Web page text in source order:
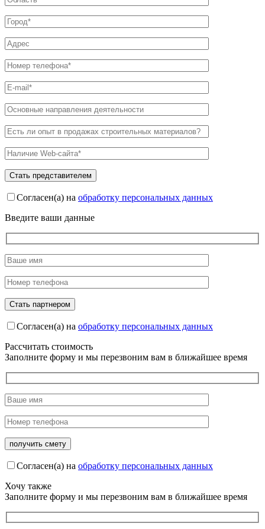
Согласен(а) на обработку персональных данных
Введите ваши данные
Согласен(а) на обработку персональных данных
Рассчитать стоимость
Заполните форму и мы перезвоним вам в ближайшее время
Согласен(а) на обработку персональных данных
Хочу также
Заполните форму и мы перезвоним вам в ближайшее время